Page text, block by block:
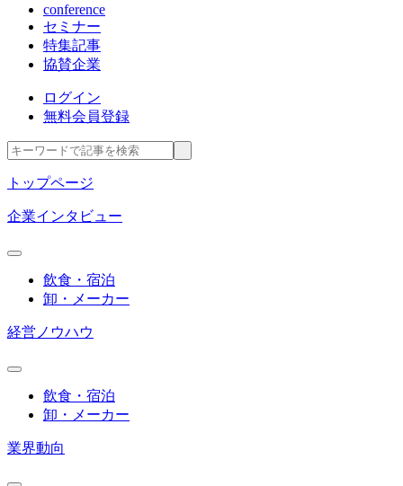
conference
セミナー
特集記事
協賛企業
ログイン
無料会員登録
トップページ
企業インタビュー
飲食・宿泊
卸・メーカー
経営ノウハウ
飲食・宿泊
卸・メーカー
業界動向